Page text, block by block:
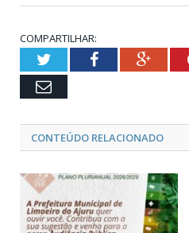
COMPARTILHAR:
TwitterFacebook
Email
CONTEÚDO RELACIONADO